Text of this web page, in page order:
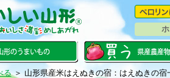
る＞ 山形県産米はえぬきの宿：はえぬきの宿